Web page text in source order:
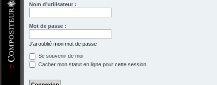
Nom d’utilisateur :
Mot de passe :
J’ai oublié mon mot de passe
Se souvenir de moi
Cacher mon statut en ligne pour cette session